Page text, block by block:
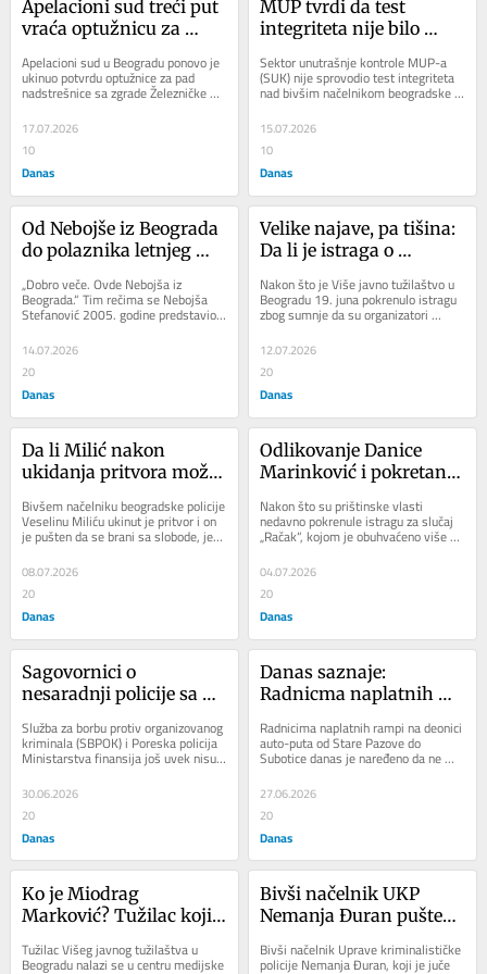
Apelacioni sud treći put
vraća optužnicu za
koji vodi VJT:
Sagovornici Danasa
namešta Beogradu
Apelacioni sud u Beogradu ponovo je
ukinuo potvrdu optužnice za pad
nadstrešnice sa zgrade Železničke
stanice Novi Sad, kada je poginulo 16
ljudi,...
17.07.2026
10
Danas
MUP tvrdi da test
integriteta nije bilo
Milićem jer je načelnik,
stručnjaci kažu –
Sektor unutrašnje kontrole MUP-a
(SUK) nije sprovodio test integriteta
nad bivšim načelnikom beogradske
policije Veselinom Milićem, jer je,
prema...
15.07.2026
10
Danas
Od Nebojše iz Beograda
do polaznika letnjeg
„Dobro veče. Ovde Nebojša iz
Beograda.“ Tim rečima se Nebojša
Stefanović 2005. godine predstavio
široj javnosti u emisiji „Utisak...
14.07.2026
20
Danas
Velike najave, pa tišina:
Da li je istraga o
bila samo spin?
Nakon što je Više javno tužilaštvo u
Beogradu 19. juna pokrenulo istragu
zbog sumnje da su organizatori
protesta 15. marta prošle godine
na...
12.07.2026
20
Danas
Da li Milić nakon
ukidanja pritvora može
policiju?
Bivšem načelniku beogradske policije
Veselinu Miliću ukinut je pritvor i on
je pušten da se brani sa slobode, jer
je Viši sud u Beogradu...
08.07.2026
20
Danas
Odlikovanje Danice
Marinković i pokretanje
ponovo otvorilo pitanje
Račka
Nakon što su prištinske vlasti
nedavno pokrenule istragu za slučaj
„Račak“, kojom je obuhvaćeno više
nekadašnjih pripadnika
Jugoslovenske...
04.07.2026
20
Danas
Sagovornici o
nesaradnji policije sa
predmetom
„Nadstrešnica“:
tužilačka policija
Služba za borbu protiv organizovanog
kriminala (SBPOK) i Poreska policija
Ministarstva finansija još uvek nisu
dostavili Javnom tužilaštvu za...
30.06.2026
20
Danas
Danas saznaje:
Radnicma naplatnih
naplaćuju putarinu
autobusima koji
Radnicima naplatnih rampi na deonici
auto-puta od Stare Pazove do
Subotice danas je naređeno da ne
naplaćuju putarinu autobusima i
kombijima koji...
27.06.2026
20
Danas
Ko je Miodrag
Marković? Tužilac koji
„simulacije dejstva
Tužilac Višeg javnog tužilaštva u
Beogradu nalazi se u centru medijske
Bivši načelnik UKP
Nemanja Đuran pušten
Bivši načelnik Uprave kriminalističke
policije Nemanja Đuran, koji je juče